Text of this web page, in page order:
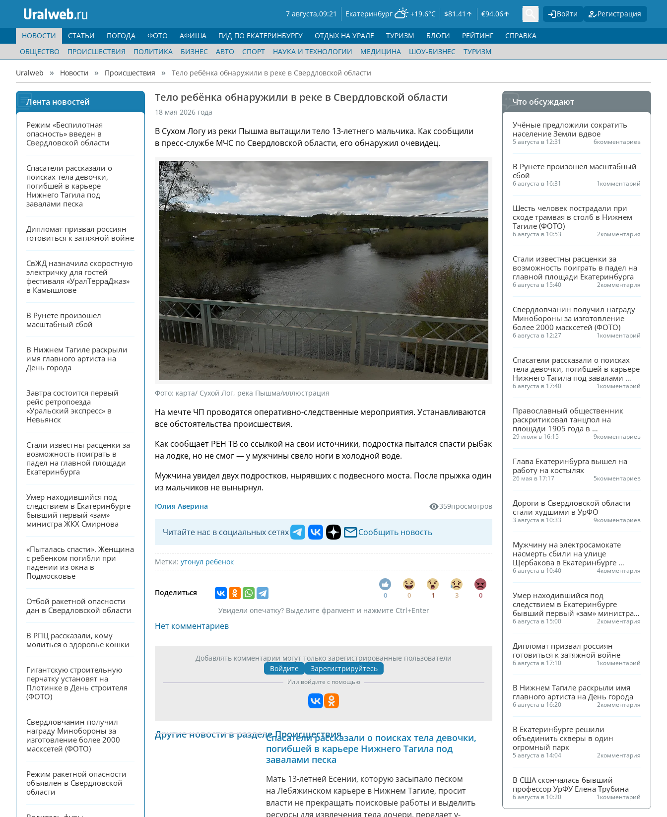
7 августа,09:21 Екатеринбург +19.6°C $81.41 €94.06 Войти Регистрация
НОВОСТИ
ОБЩЕСТВО
ПРОИСШЕСТВИЯ ПОЛИТИКА БИЗНЕС АВТО СПОРТ НАУКА И ТЕХНОЛОГИИ МЕДИЦИНА ШОУ-БИЗНЕС ТУРИЗМ
СТАТЬИ ПОГОДА ФОТО АФИША ГИД ПО ЕКАТЕРИНБУРГУ ОТДЫХ НА УРАЛЕ ТУРИЗМ БЛОГИ РЕЙТИНГ СПРАВКА
Uralweb Новости Происшествия Тело ребёнка обнаружили в реке в Свердловской области
Лента новостей
Режим «Беспилотная
опасность» введен в
Свердловской области
Спасатели рассказали о
поисках тела девочки,
погибшей в карьере
Нижнего Тагила под
завалами песка
Дипломат призвал россиян
готовиться к затяжной войне
СвЖД назначила скоростную
электричку для гостей
фестиваля «УралТерраДжаз»
в Камышлове
В Рунете произошел
масштабный сбой
В Нижнем Тагиле раскрыли
имя главного артиста на
День города
Завтра состоится первый
рейс ретропоезда
«Уральский экспресс» в
Невьянск
Стали известны расценки за
возможность поиграть в
падел на главной площади
Екатеринбурга
Умер находившийся под
следствием в Екатеринбурге
бывший первый «зам»
министра ЖКХ Смирнова
«Пыталась спасти». Женщина
с ребенком погибли при
падении из окна в
Подмосковье
Отбой ракетной опасности
дан в Свердловской области
В РПЦ рассказали, кому
молиться о здоровье кошки
Гигантскую строительную
перчатку установят на
Плотинке в День строителя
(ФОТО)
Свердловчанин получил
награду Минобороны за
изготовление более 2000
масксетей (ФОТО)
Режим ракетной опасности
объявлен в Свердловской
области
Тело ребёнка обнаружили в реке в Свердловской области
18 мая 2026 года
В Сухом Логу из реки Пышма вытащили тело 13-летнего мальчика. Как сообщили
в пресс-службе МЧС по Свердловской области, его обнаружил очевидец.
Фото: карта/ Сухой Лог, река Пышма/иллюстрация
На мечте ЧП проводятся оперативно-следственные мероприятия. Устанавливаются
все обстоятельства происшествия.
Как сообщает РЕН ТВ со ссылкой на свои источники, подростка пытался спасти рыбак
на лодке, но не смог — у мужчины свело ноги в холодной воде.
Мужчина увидел двух подростков, нырявших с подвесного моста. После прыжка один
из мальчиков не вынырнул.
Юлия Аверина 359просмотров
Читайте нас в социальных сетях Сообщить новость
Метки: утонул ребенок
Поделиться 0 0 1 3 0
Увидели опечатку? Выделите фрагмент и нажмите Ctrl+Enter
Нет комментариев
Добавлять комментарии могут только зарегистрированные пользователи
Войдите
Зарегистрируйтесь
Или войдите с помощью
Другие новости в разделе ПроисшествияСпасатели рассказали о поисках тела девочки,
погибшей в карьере Нижнего Тагила под
завалами песка
Мать 13-летней Есении, которую засыпало песком
на Лебяжинском карьере в Нижнем Тагиле, просит
власти не прекращать поисковые работы и выделить
ресурсы для извлечения тела дочери, передает v-
Что обсуждают
Учёные предложили сократить
население Земли вдвое
5 августа в 12:31 6комментариев
В Рунете произошел масштабный
сбой
6 августа в 16:31 1комментарий
Шесть человек пострадали при
сходе трамвая в столб в Нижнем
Тагиле (ФОТО)
6 августа в 10:53 2комментария
Стали известны расценки за
возможность поиграть в падел на
главной площади Екатеринбурга
6 августа в 15:40 2комментария
Свердловчанин получил награду
Минобороны за изготовление
более 2000 масксетей (ФОТО)
6 августа в 12:27 1комментарий
Спасатели рассказали о поисках
тела девочки, погибшей в карьере
Нижнего Тагила под завалами
песка
6 августа в 17:40 1комментарий
Православный общественник
раскритиковал танцпол на
площади 1905 года в
Екатеринбурге
29 июля в 16:15 9комментариев
Глава Екатеринбурга вышел на
работу на костылях
26 мая в 17:17 5комментариев
Дороги в Свердловской области
стали худшими в УрФО
3 августа в 10:33 9комментариев
Мужчину на электросамокате
насмерть сбили на улице
Щербакова в Екатеринбурге
(ФОТО)
6 августа в 10:40 4комментария
Умер находившийся под
следствием в Екатеринбурге
бывший первый «зам» министра
ЖКХ Смирнова
6 августа в 15:00 2комментария
Дипломат призвал россиян
готовиться к затяжной войне
6 августа в 17:10 1комментарий
В Нижнем Тагиле раскрыли имя
главного артиста на День города
6 августа в 16:20 2комментария
В Екатеринбурге решили
объединить скверы в один
огромный парк
5 августа в 14:04 2комментария
В США скончалась бывший
профессор УрФУ Елена Трубина
6 августа в 10:20 1комментарий